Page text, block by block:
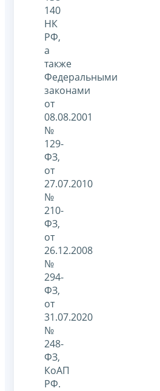
140
НК
РФ,
а
также
Федеральными
законами
от
08.08.2001
№
129-
ФЗ,
от
27.07.2010
№
210-
ФЗ,
от
26.12.2008
№
294-
ФЗ,
от
31.07.2020
№
248-
ФЗ,
КоАП
РФ.